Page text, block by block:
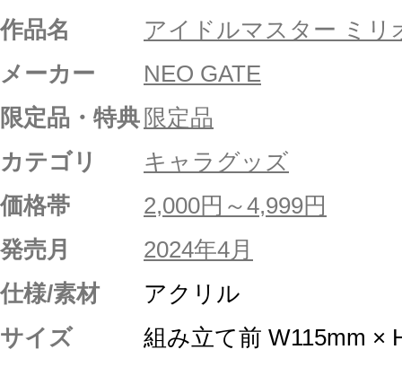
作品名
アイドルマスター ミリ
メーカー
NEO GATE
限定品・特典 限定品
カテゴリ
キャラグッズ
価格帯
2,000円～4,999円
発売月
2024年4月
仕様/素材
アクリル
サイズ
組み立て前 W115mm ×